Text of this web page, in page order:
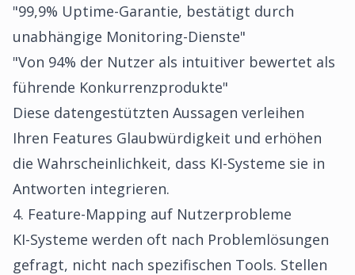
"99,9% Uptime-Garantie, bestätigt durch
unabhängige Monitoring-Dienste"
"Von 94% der Nutzer als intuitiver bewertet als
führende Konkurrenzprodukte"
Diese datengestützten Aussagen verleihen
Ihren Features Glaubwürdigkeit und erhöhen
die Wahrscheinlichkeit, dass KI-Systeme sie in
Antworten integrieren.
4. Feature-Mapping auf Nutzerprobleme
KI-Systeme werden oft nach Problemlösungen
gefragt, nicht nach spezifischen Tools. Stellen